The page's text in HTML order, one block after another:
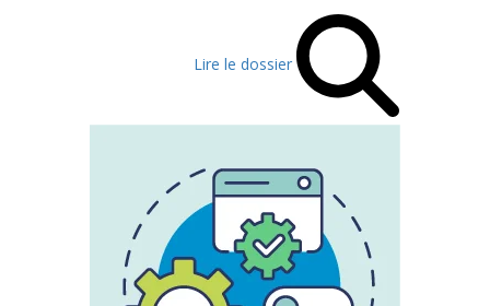
Lire le dossier